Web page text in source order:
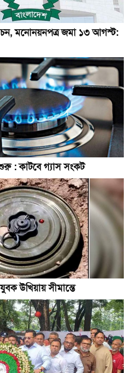
মনোনয়নপত্র জমা ১৩ আগস্ট:
শুরু : কাটবে গ্যাস সংকট
উখিয়ায় সীমান্তে